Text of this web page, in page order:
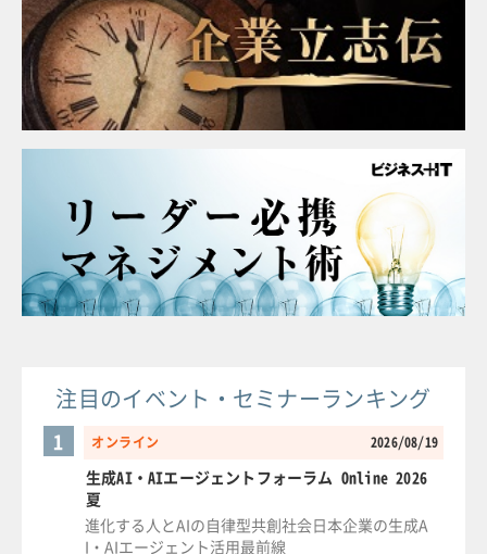
注目のイベント・セミナーランキング
オンライン 2026/08/19
1
生成AI・AIエージェントフォーラム Online 2026
夏
進化する人とAIの自律型共創社会日本企業の生成A
I・AIエージェント活用最前線